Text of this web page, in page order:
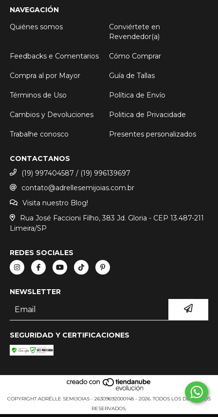
NAVEGACIÓN
Quiénes somos
Conviértete en
Revendedor(a)
Feedbacks e Comentarios Cómo Comprar
Compra al por Mayor Guía de Tallas
Términos de Uso Política de Envío
Cambios y Devoluciones Politica de Privacidade
Trabalhe conosco Presentes personalizados
CONTACTANOS
(19) 997404587 / (19) 996139697
contato@adrellesemijoias.com.br
Visita nuestro Blog!
Rua José Faccioni Filho, 383 Jd. Gloria - CEP 13.487-211
Limeira/SP
REDES SOCIALES
NEWSLETTER
SEGURIDAD Y CERTIFICACIONES
COPYRIGHT ADRÉLLE SEMIJOIAS - 26309692000148 - 2026. TODOS LOS DERECHOS
RESERVADOS.